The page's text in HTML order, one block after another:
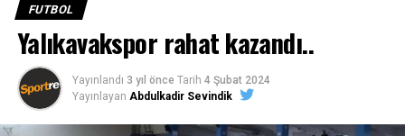
FUTBOL
Yalıkavakspor rahat kazandı..
Yayınlandı 3 yıl önce Tarih 4 Şubat 2024
Yayınlayan Abdulkadir Sevindik